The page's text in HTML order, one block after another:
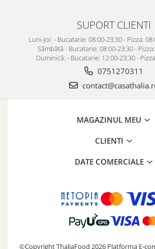
SUPORT CLIENTI
Luni-Joi: - Bucatarie: 08:00-23:30 - Pizza:
Sâmbătă - Bucatarie: 08:00-23:30 -
Duminică: - Bucatarie: 12:00-23:30 -
0751270311
MAGAZINUL MEU
CLIENTI
DATE COMERCIALE
©Copyright ThaliaFood 2026 Platforma E-